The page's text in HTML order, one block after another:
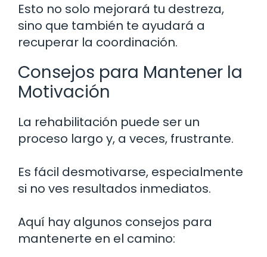
Esto no solo mejorará tu destreza,
sino que también te ayudará a
recuperar la coordinación.
Consejos para Mantener la
Motivación
La rehabilitación puede ser un
proceso largo y, a veces, frustrante.
Es fácil desmotivarse, especialmente
si no ves resultados inmediatos.
Aquí hay algunos consejos para
mantenerte en el camino: